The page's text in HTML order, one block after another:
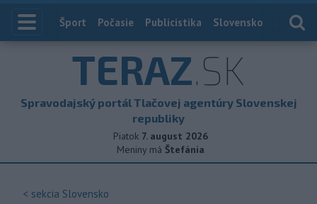
Index
Šport Počasie Publicistika Slovensko
TERAZ.SK
Spravodajský portál Tlačovej agentúry Slovenskej
republiky
Piatok 7. august 2026
Meniny má Štefánia
< sekcia Slovensko